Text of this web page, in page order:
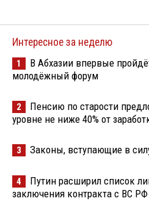
Интересное за неделю
1
В Абхазии впервые
молодёжный форум
2
Пенсию по старости
уровне не ниже 40% от
3 Законы, вступающие в
4
Путин расширил список
заключения контракта с ВС РФ